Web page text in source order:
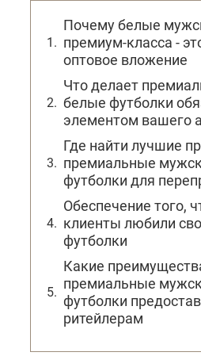
Почему белые
премиум-класса -
оптовое вложение
Что делает
белые футболки
элементом вашего
Где найти лучшие
премиальные
футболки для
Обеспечение того,
клиенты любили
футболки
Какие
премиальные
футболки
ритейлерам